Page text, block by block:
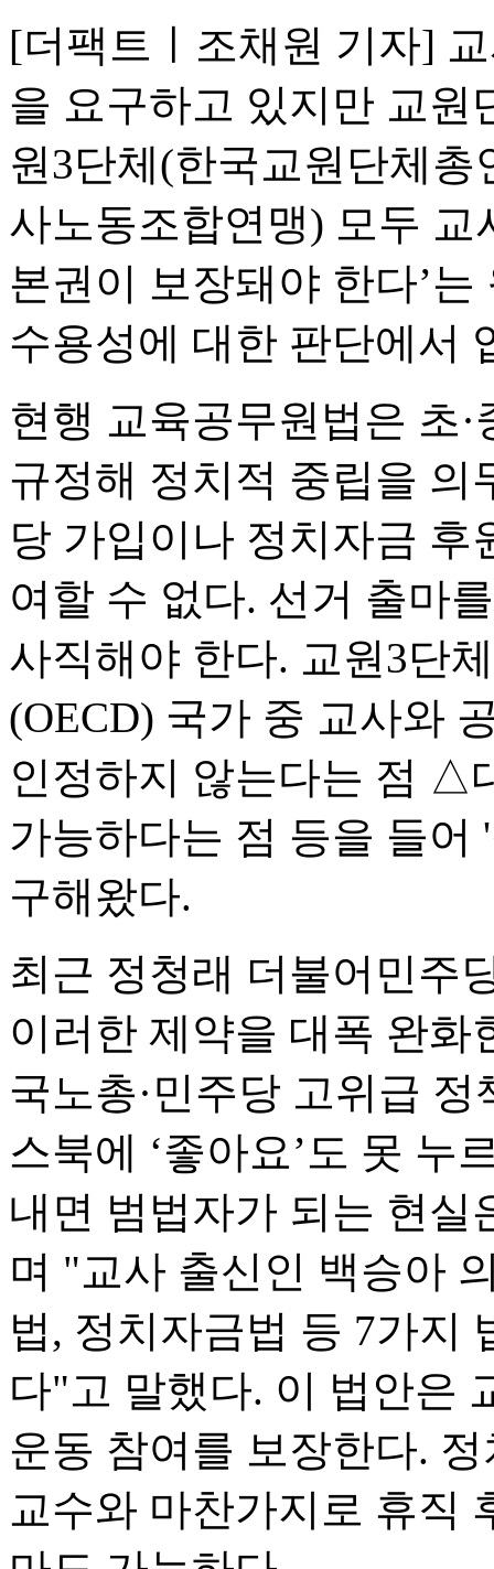
[더팩트ㅣ조채원 기자]
을 요구하고 있지만 교원
원3단체(한국교원단체총
사노동조합연맹) 모두 교
본권이 보장돼야 한다’
수용성에 대한 판단에서
현행 교육공무원법은 초
규정해 정치적 중립을 의
당 가입이나 정치자금
여할 수 없다. 선거 출마
사직해야 한다. 교원3단
(OECD) 국가 중 교사와
인정하지 않는다는 점 △
가능하다는 점 등을 들어
구해왔다.
최근 정청래 더불어민주
이러한 제약을 대폭 완화
국노총·민주당 고위급
스북에 ‘좋아요’도 못 누
내면 범법자가 되는 현
며 "교사 출신인 백승아
법, 정치자금법 등 7가지
다"고 말했다. 이 법안은
운동 참여를 보장한다.
교수와 마찬가지로 휴직